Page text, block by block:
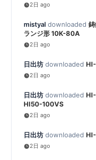
2日 ago
mistyal downloaded
ランジ形 10K-80A
2日 ago
日出坊 downloaded
2日 ago
日出坊 downloaded
HI50-100VS
2日 ago
日出坊 downloaded
2日 ago